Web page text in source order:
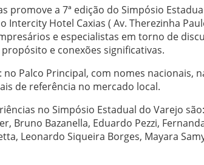
promove a 7ª edição do Simpósio
Intercity Hotel Caxias ( Av. Therezinha
e especialistas em torno de
e conexões significativas.
Palco Principal, com nomes nacionais,
de referência no mercado local.
no Simpósio Estadual do Varejo são:
Bruno Bazanella, Eduardo Pezzi,
Leonardo Siqueira Borges, Mayara